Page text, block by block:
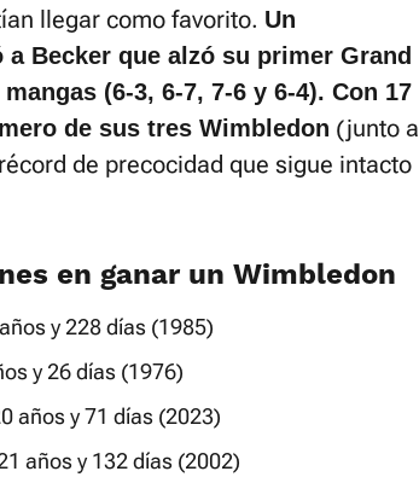
llegar como favorito. Un
Becker que alzó su primer Grand
(6-3, 6-7, 7-6 y 6-4). Con 17
de sus tres Wimbledon (junto a
de precocidad que sigue intacto
en ganar un Wimbledon
y 228 días (1985)
y 26 días (1976)
años y 71 días (2023)
años y 132 días (2002)